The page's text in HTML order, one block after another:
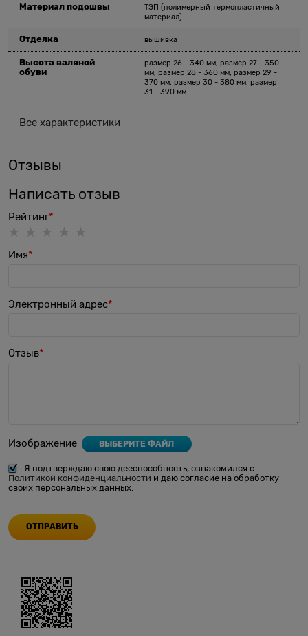
Материал подошвы
ТЭП (полимерный термопластичный
материал)
Отделка вышивка
Высота валяной
обуви
размер 26 - 340 мм, размер 27 - 350
мм, размер 28 - 360 мм, размер 29 -
370 мм, размер 30 - 380 мм, размер
31 - 390 мм
Все характеристики
Отзывы
Написать отзыв
Рейтинг
Имя
Электронный адрес
Отзыв
Изображение ВЫБЕРИТЕ ФАЙЛ
Я подтверждаю свою дееспособность, ознакомился с
Политикой конфиденциальности и даю согласие на обработку
своих персональных данных.